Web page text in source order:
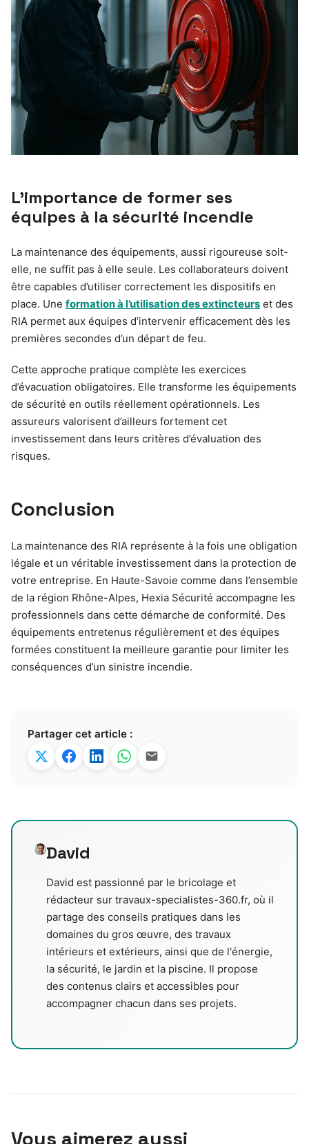
L’importance de former ses
équipes à la sécurité incendie
La maintenance des équipements, aussi rigoureuse soit-
elle, ne suffit pas à elle seule. Les collaborateurs doivent
être capables d’utiliser correctement les dispositifs en
place. Une formation à l’utilisation des extincteurs et des
RIA permet aux équipes d’intervenir efficacement dès les
premières secondes d’un départ de feu.
Cette approche pratique complète les exercices
d’évacuation obligatoires. Elle transforme les équipements
de sécurité en outils réellement opérationnels. Les
assureurs valorisent d’ailleurs fortement cet
investissement dans leurs critères d’évaluation des
risques.
Conclusion
La maintenance des RIA représente à la fois une obligation
légale et un véritable investissement dans la protection de
votre entreprise. En Haute-Savoie comme dans l’ensemble
de la région Rhône-Alpes, Hexia Sécurité accompagne les
professionnels dans cette démarche de conformité. Des
équipements entretenus régulièrement et des équipes
formées constituent la meilleure garantie pour limiter les
conséquences d’un sinistre incendie.
Partager cet article :
David
David est passionné par le bricolage et
rédacteur sur travaux-specialistes-360.fr, où il
partage des conseils pratiques dans les
domaines du gros œuvre, des travaux
intérieurs et extérieurs, ainsi que de l'énergie,
la sécurité, le jardin et la piscine. Il propose
des contenus clairs et accessibles pour
accompagner chacun dans ses projets.
Vous aimerez aussi